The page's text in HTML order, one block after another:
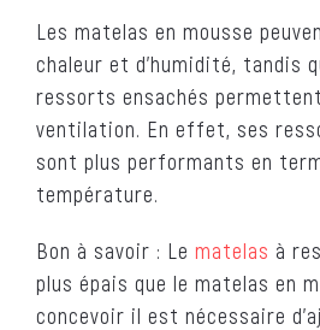
Les matelas en mousse
chaleur et d’humidité, tandis
ressorts ensachés
ventilation. En effet, ses
sont plus performants en
température.
Bon à savoir : Le matelas à
plus épais que le matelas en
concevoir il est nécessaire